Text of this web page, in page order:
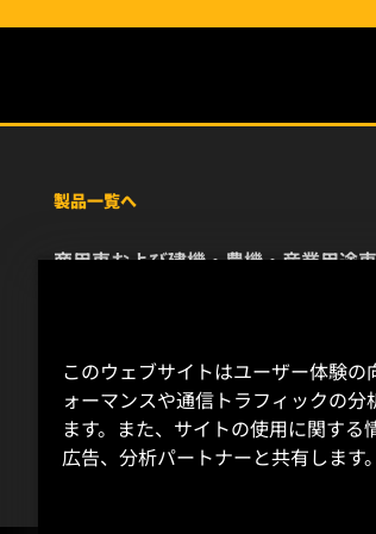
製品一覧へ
商用車および建機・農機・産業用途
レース用製品
このウェブサイトはユーザー体験
ォーマンスや通信トラフィックの
ます。また、サイトの使用に関する
広告、分析パートナーと共有します。